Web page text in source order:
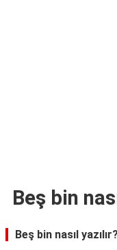
Beş bin
Beş bin nasıl